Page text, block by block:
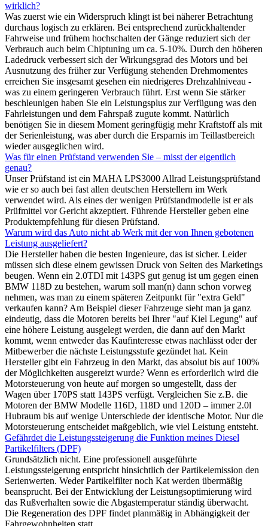
wirklich?
Was zuerst wie ein Widerspruch klingt ist bei näherer Betrachtung
durchaus logisch zu erklären. Bei entsprechend zurückhaltender
Fahrweise und frühem hochschalten der Gänge reduziert sich der
Verbrauch auch beim Chiptuning um ca. 5-10%. Durch den höheren
Ladedruck verbessert sich der Wirkungsgrad des Motors und bei
Ausnutzung des früher zur Verfügung stehenden Drehmomentes
erreichen Sie insgesamt gesehen ein niedrigeres Drehzahlniveau -
was zu einem geringeren Verbrauch führt. Erst wenn Sie stärker
beschleunigen haben Sie ein Leistungsplus zur Verfügung was den
Fahrleistungen und dem Fahrspaß zugute kommt. Natürlich
benötigen Sie in diesem Moment geringfügig mehr Kraftstoff als mit
der Serienleistung, was aber durch die Ersparnis im Teillastbereich
wieder ausgeglichen wird.
Was für einen Prüfstand verwenden Sie – misst der eigentlich
genau?
Unser Prüfstand ist ein MAHA LPS3000 Allrad Leistungsprüfstand
wie er so auch bei fast allen deutschen Herstellern im Werk
verwendet wird. Als eines der wenigen Prüfstandmodelle ist er als
Prüfmittel vor Gericht akzeptiert. Führende Hersteller geben eine
Produktempfehlung für diesen Prüfstand.
Warum wird das Auto nicht ab Werk mit der von Ihnen gebotenen
Leistung ausgeliefert?
Die Hersteller haben die besten Ingenieure, das ist sicher. Leider
müssen sich diese einem gewissen Druck von Seiten des Marketings
beugen. Wenn ein 2.0TDI mit 143PS gut genug ist um gegen einen
BMW 118D zu bestehen, warum soll man(n) dann schon vorweg
nehmen, was man zu einem späteren Zeitpunkt für "extra Geld"
verkaufen kann? Am Beispiel dieser Fahrzeuge sieht man ja ganz
eindeutig, dass die Motoren bereits bei Ihrer "auf Kiel Legung" auf
eine höhere Leistung ausgelegt werden, die dann auf den Markt
kommt, wenn entweder das Kaufinteresse etwas nachlässt oder der
Mitbewerber die nächste Leistungsstufe gezündet hat. Kein
Hersteller gibt ein Fahrzeug in den Markt, das absolut bis auf 100%
der Möglichkeiten ausgereizt wurde? Wenn es erforderlich wird die
Motorsteuerung von heute auf morgen so umgestellt, dass der
Wagen über 170PS statt 143PS verfügt. Vergleichen Sie z.B. die
Motoren der BMW Modelle 116D, 118D und 120D – immer 2.0l
Hubraum bis auf wenige Unterschiede der identische Motor. Nur die
Motorsteuerung entscheidet maßgeblich, wie viel Leistung entsteht.
Gefährdet die Leistungssteigerung die Funktion meines Diesel
Partikelfilters (DPF)
Grundsätzlich nicht. Eine professionell ausgeführte
Leistungssteigerung entspricht hinsichtlich der Partikelemission den
Serienwerten. Weder Partikelfilter noch Kat werden übermäßig
beansprucht. Bei der Entwicklung der Leistungsoptimierung wird
das Rußverhalten sowie die Abgastemperatur ständig überwacht.
Die Regeneration des DPF findet planmäßig in Abhängigkeit der